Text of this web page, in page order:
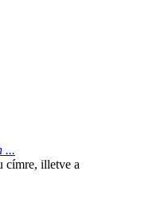
...
címre, illetve a